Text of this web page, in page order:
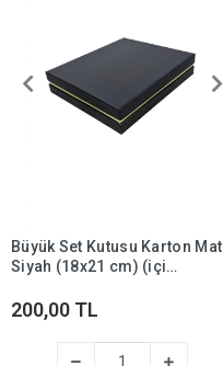
Büyük Set Kutusu Karton Mat
Siyah (18x21 cm) (içi
200,00 TL